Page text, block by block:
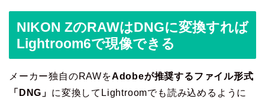
NIKON ZのRAWはDNGに変換すれば
Lightroom6で現像できる
メーカー独自のRAWをAdobeが推奨するファイル形式
「DNG」 に変換してLightroomでも読み込めるように